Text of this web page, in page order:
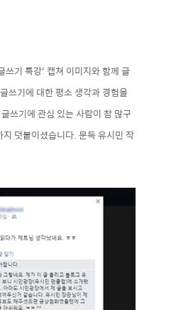
쓰기 특강' 캡쳐 이미지와 함께 글
쓰기에 대한 평소 생각과 경험을
쓰기에 관심 있는 사람이 참 많구
덧붙이셨습니다. 문득 유시민 작